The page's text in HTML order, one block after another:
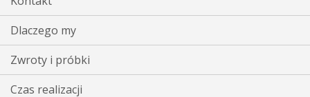
Dlaczego my
Zwroty i próbki
Czas realizacji